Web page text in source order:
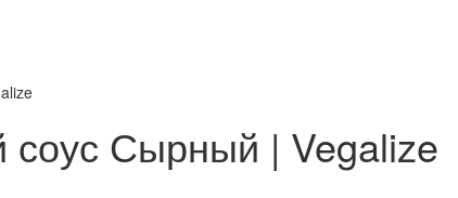
соус Сырный | Vegalize